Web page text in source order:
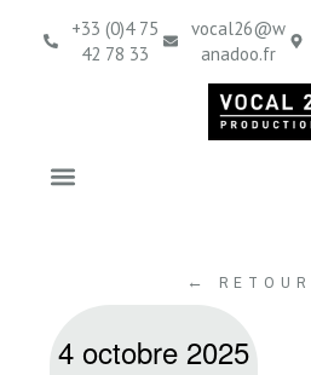
+33 (0)4 75
42 78 33
vocal26@w
anadoo.fr
←
4 octobre 2025